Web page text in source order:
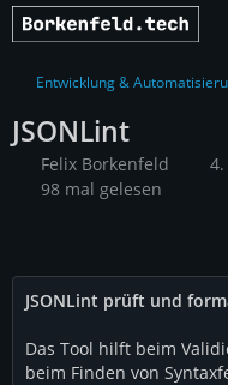
Entwicklung &
JSONLint
Felix Borkenfeld
98 mal gelesen
JSONLint prüft und
Das Tool hilft beim
beim Finden von